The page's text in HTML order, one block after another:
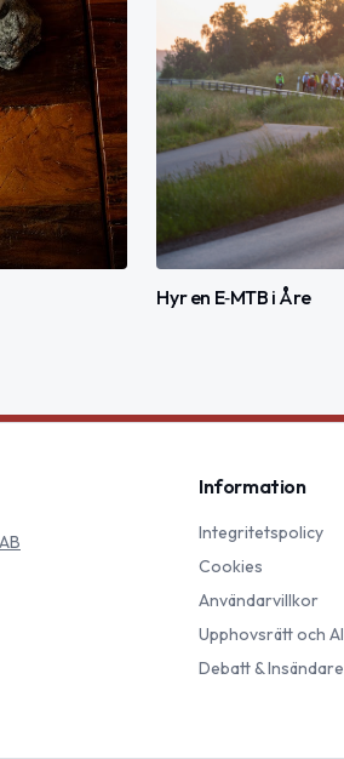
Hyr en E‑MTB i Åre
Information
Integritetspolicy
Cookies
Användarvillkor
Upphovsrätt och AI
Debatt & Insändare